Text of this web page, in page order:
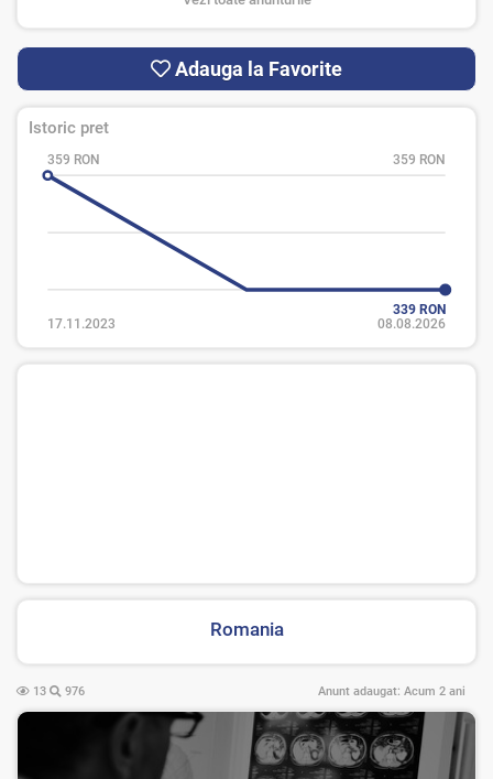
Adauga la Favorite
Istoric pret
359 RON 359 RON
339 RON
17.11.2023
08.08.2026
Romania
13 976 Anunt adaugat: Acum 2 ani